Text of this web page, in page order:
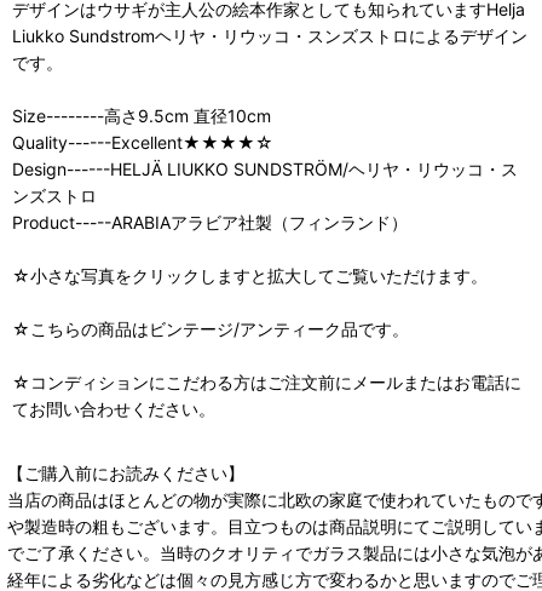
デザインはウサギが主人公の絵本作家としても知られていますHelja
Liukko Sundstromヘリヤ・リウッコ・スンズストロによるデザイン
です。
Size--------高さ9.5cm 直径10cm
Quality------Excellent★★★★☆
Design------HELJÄ LIUKKO SUNDSTRÖM/ヘリヤ・リウッコ・ス
ンズストロ
Product-----ARABIAアラビア社製（フィンランド）
☆小さな写真をクリックしますと拡大してご覧いただけます。
☆こちらの商品はビンテージ/アンティーク品です。
☆コンディションにこだわる方はご注文前にメールまたはお電話に
てお問い合わせください。
【ご購入前にお読みください】
当店の商品はほとんどの物が実際に北欧の家庭で使われていたもの
や製造時の粗もございます。目立つものは商品説明にてご説明して
でご了承ください。当時のクオリティでガラス製品には小さな気泡が
経年による劣化などは個々の見方感じ方で変わるかと思いますのでご